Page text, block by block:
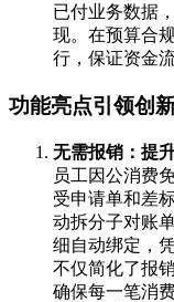
已付业务数据
现。在预算合
行，保证资金
功能亮点引领创
无需报销：提
员工因公消费
受申请单和差
动拆分子对账
细自动绑定，
不仅简化了报
确保每一笔消